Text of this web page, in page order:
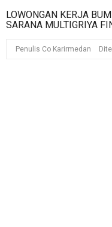
LOWONGAN KERJA
SARANA MULTIGRIYA
Penulis Co Karirmedan